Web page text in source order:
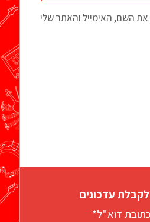
השם, האימייל והאתר שלי
עדכונים
כתובת דוא"ל*